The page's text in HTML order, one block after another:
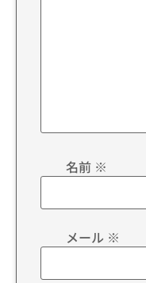
名前 ※
メール ※